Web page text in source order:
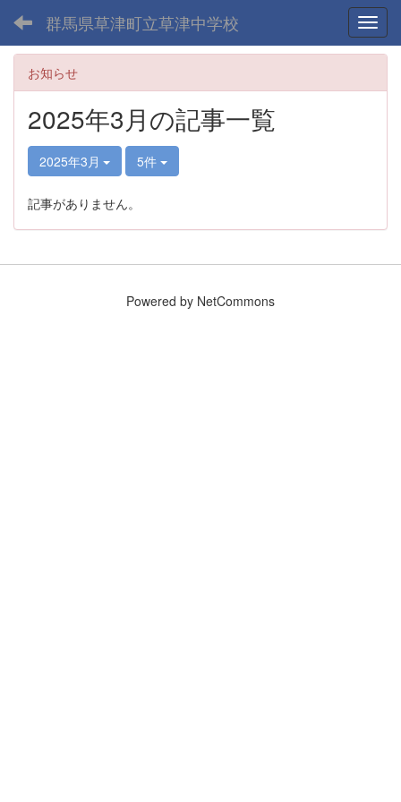
群馬県草津町立草津中学校
お知らせ
2025年3月の記事一覧
2025年3月 5件
記事がありません。
Powered by NetCommons